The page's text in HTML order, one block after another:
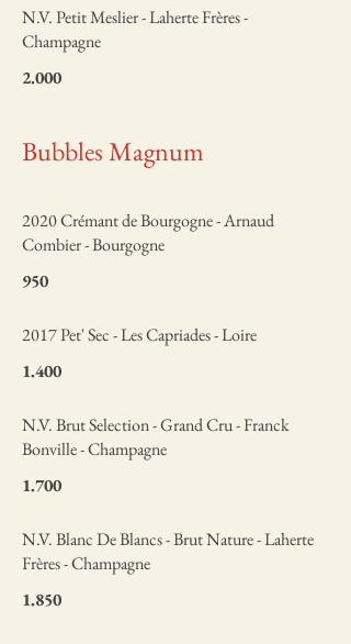
N.V. Petit Meslier - Laherte Frères -
Champagne
2.000
Bubbles Magnum
2020 Crémant de Bourgogne - Arnaud
Combier - Bourgogne
950
2017 Pet' Sec - Les Capriades - Loire
1.400
N.V. Brut Selection - Grand Cru - Franck
Bonville - Champagne
1.700
N.V. Blanc De Blancs - Brut Nature - Laherte
Frères - Champagne
1.850